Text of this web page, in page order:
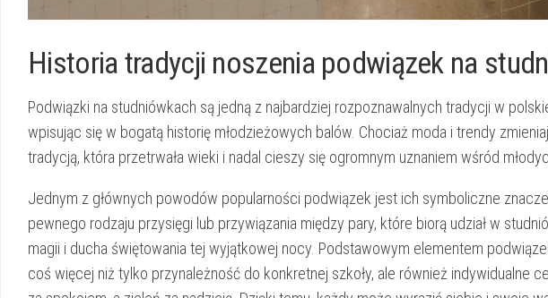
Historia tradycji noszenia podwiązek na
Podwiązki na studniówkach są jedną z najbardziej rozpoznawalnych ⁤tradycji w
wpisując się w bogatą ⁢historię młodzieżowych balów. Chociaż moda i trendy
tradycją, która przetrwała wieki i nadal cieszy się‍ ogromnym uznaniem wśród
Jednym z⁤ głównych powodów ⁢popularności podwiązek jest ich​ symboliczne‍
pewnego rodzaju przysięgi lub przywiązania między pary, które biorą‍ udział w
magii i ducha świętowania tej wyjątkowej nocy. Podstawowym elementem‌
coś‍ więcej niż tylko przynależność do konkretnej szkoły, ale również indywidualne